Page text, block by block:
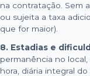
na contratação. Sem
ou sujeita a taxa
que for maior).
8. Estadias e
permanência no local,
hora, diária integral do